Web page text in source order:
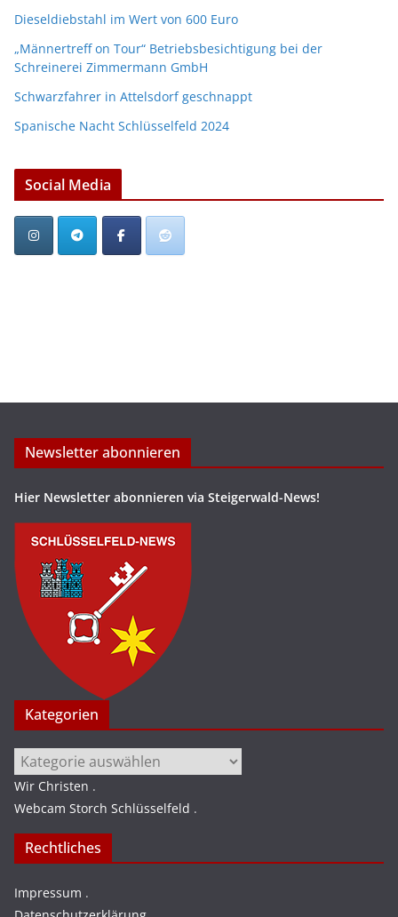
Dieseldiebstahl im Wert von 600 Euro
„Männertreff on Tour“ Betriebsbesichtigung bei der
Schreinerei Zimmermann GmbH
Schwarzfahrer in Attelsdorf geschnappt
Spanische Nacht Schlüsselfeld 2024
Social Media
Newsletter abonnieren
Hier Newsletter abonnieren via Steigerwald-News!
Kategorien
Kategorien
Wir Christen .
Webcam Storch Schlüsselfeld .
Rechtliches
Impressum .